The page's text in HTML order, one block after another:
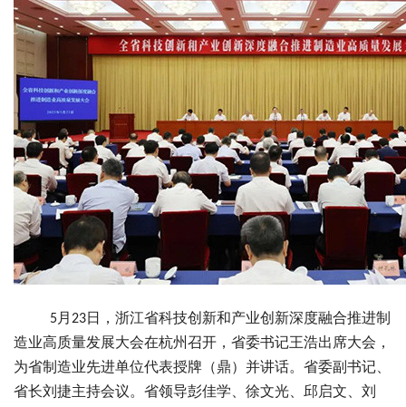
5月 23日，浙江省科技创新和产业创新深度融合推进制
造业高质量发展大会在杭州召开，省委书记王浩出席大会，
为省制造业先进单位代表授牌（鼎）并讲话。省委副书记、
省长刘捷主持会议。省领导彭佳学、徐文光、邱启文、刘